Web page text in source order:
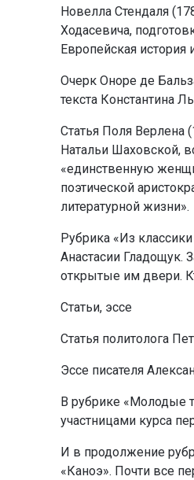
Новелла Стендаля
Ходасевича,
Европейская
Очерк Оноре де
текста Константина
Статья Поля Верлена
Натальи Шаховской,
«единственную
поэтической
литературной жизни».
Рубрика «Из
Анастасии Гладощук.
открытые им двери.
Статьи, эссе
Статья политолога
Эссе писателя
В рубрике «Молодые
участницами курса
И в продолжение
«Каноэ». Почти все